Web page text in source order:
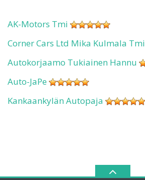
AK-Motors Tmi
Corner Cars Ltd Mika Kulmala Tmi
Autokorjaamo Tukiainen Hannu
Auto-JaPe
Kankaankylän Autopaja